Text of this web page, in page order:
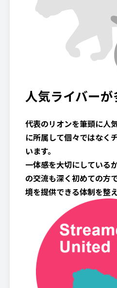
人気ライバー
代表のリオンを筆頭に人
に所属して個々ではなく
います。
一体感を大切にしている
の交流も深く初めての方
境を提供できる体制を整え